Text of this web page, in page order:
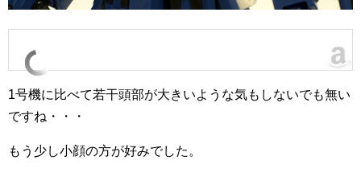
1号機に比べて若干頭部が大きいような気もしないでも無い
ですね・・・
もう少し小顔の方が好みでした。